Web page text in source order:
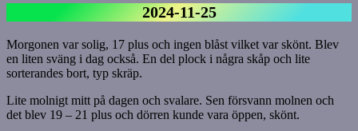
2024-11-25
Morgonen var solig, 17 plus och ingen blåst vilket var skönt. Blev
en liten sväng i dag också. En del plock i några skåp och lite
sorterandes bort, typ skräp.
Lite molnigt mitt på dagen och svalare. Sen försvann molnen och
det blev 19 – 21 plus och dörren kunde vara öppen, skönt.